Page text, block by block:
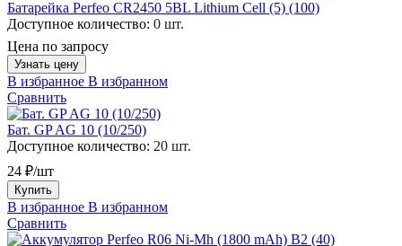
Батарейка Perfeo CR2450 5BL Lithium Cell (5) (100)
Доступное количество: 0 шт.
Цена по запросу
Узнать цену
В избранное В избранном
Сравнить
Бат. GP AG 10 (10/250)
Доступное количество: 20 шт.
24 ₽/шт
Купить
В избранное В избранном
Сравнить